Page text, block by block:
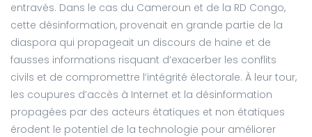
entravés. Dans le cas du Cameroun et de la RD Congo,
cette désinformation, provenait en grande partie de la
diaspora qui propageait un discours de haine et de
fausses informations risquant d’exacerber les conflits
civils et de compromettre l’intégrité électorale. À leur tour,
les coupures d’accès à Internet et la désinformation
propagées par des acteurs étatiques et non étatiques
érodent le potentiel de la technologie pour améliorer